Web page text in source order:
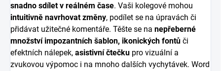
snadno sdílet v reálném čase. Vaši kolegové mohou
intuitivně navrhovat změny, podílet se na úpravách či
přidávat užitečné komentáře. Těšte se na nepřeberné
množství impozantních šablon, ikonických fontů či
efektních nálepek, asistivní čtečku pro vizuální a
zvukovou výpomoc i na mnoho dalších vychytávek. Word